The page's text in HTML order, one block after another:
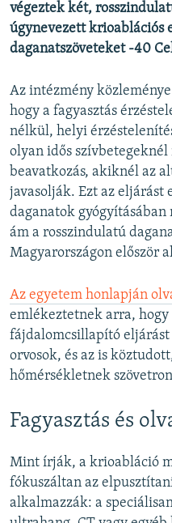
Valamennyi RFE/RL
végeztek két,
úgynevezett krioablációs
daganatszöveteket -40
Az intézmény
hogy a fagyasztás
nélkül, helyi
olyan idős
beavatkozás, akiknél az
javasolják. Ezt az eljárást
daganatok
ám a rosszindulatú
Magyarországon először
Az egyetem honlapján
emlékeztetnek arra,
fájdalomcsillapító eljárást
orvosok, és az is
hőmérsékletnek
Fagyasztás és
Mint írják, a krioabláció
fókuszáltan az
alkalmazzák: a